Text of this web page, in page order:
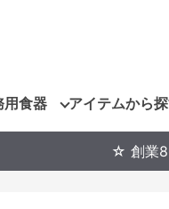
用食器 アイテムから
☆ 創業